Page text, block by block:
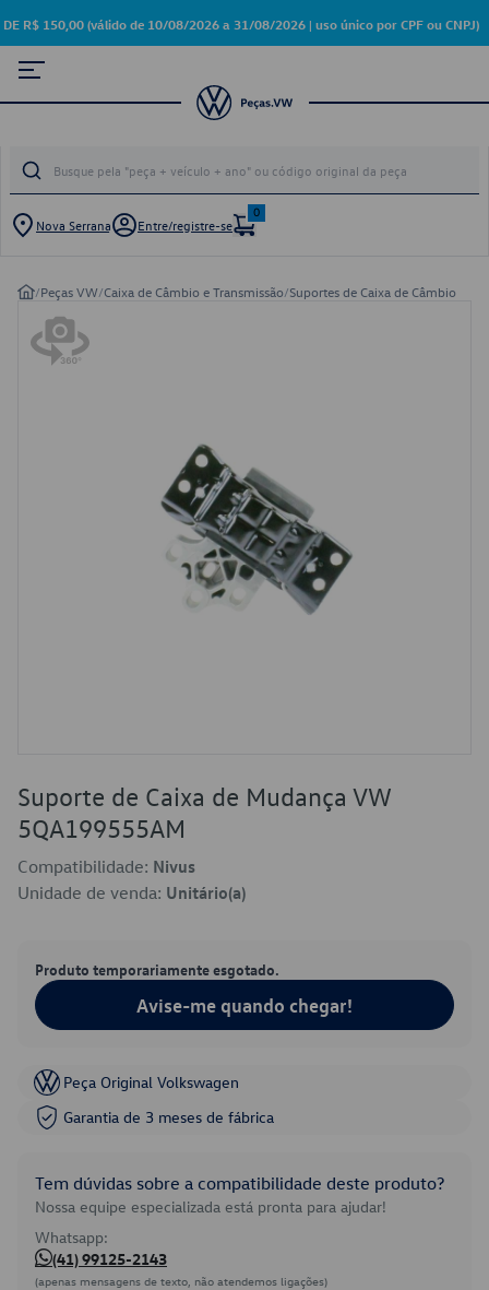
DE R$ 150,00 (válido de 10/08/2026 a 31/08/2026 | uso único por CPF ou CNPJ)
Nova Serrana Entre/registre-se
0
/Peças VW/Caixa de Câmbio e Transmissão/Suportes de Caixa de Câmbio
Suporte de Caixa de Mudança VW
5QA199555AM
Compatibilidade: Nivus
Unidade de venda: Unitário(a)
Produto temporariamente esgotado.
Avise-me quando chegar!
Peça Original Volkswagen
Garantia de 3 meses de fábrica
Tem dúvidas sobre a compatibilidade deste produto?
Nossa equipe especializada está pronta para ajudar!
Whatsapp:
(41) 99125-2143
(apenas mensagens de texto, não atendemos ligações)